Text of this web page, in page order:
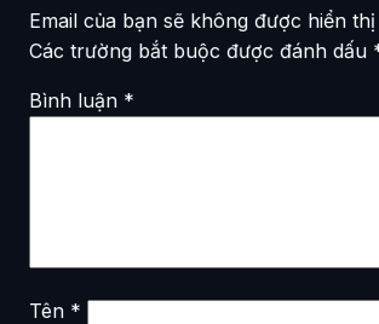
Email của bạn sẽ không được hiển
Các trường bắt buộc được đánh dấu
Bình luận *
Tên *